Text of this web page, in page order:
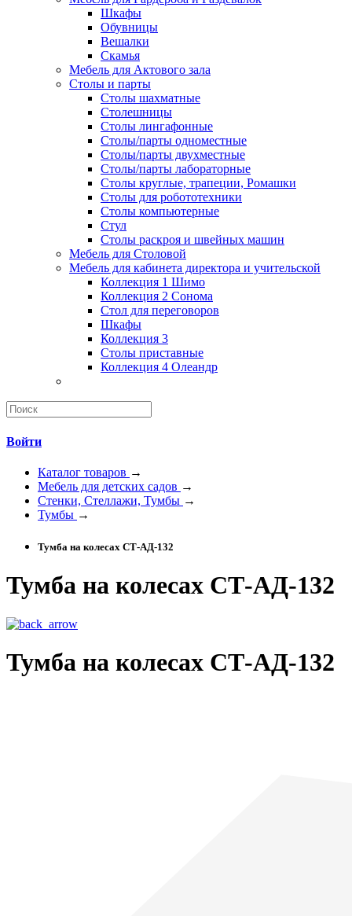
Шкафы
Обувницы
Вешалки
Скамья
Мебель для Актового зала
Столы и парты
Столы шахматные
Столешницы
Столы лингафонные
Столы/парты одноместные
Столы/парты двухместные
Столы/парты лабораторные
Столы круглые, трапеции, Ромашки
Столы для робототехники
Столы компьютерные
Стул
Столы раскроя и швейных машин
Мебель для Столовой
Мебель для кабинета директора и учительской
Коллекция 1 Шимо
Коллекция 2 Сонома
Стол для переговоров
Шкафы
Коллекция 3
Столы приставные
Коллекция 4 Олеандр
Войти
Каталог товаров →
Мебель для детских садов →
Стенки, Стеллажи, Тумбы →
Тумбы →
Тумба на колесах СТ-АД-132
Тумба на колесах СТ-АД-132
Тумба на колесах СТ-АД-132